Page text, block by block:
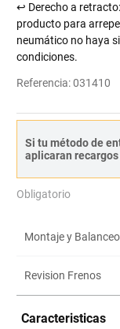
↩ Derecho a
producto para
neumático no haya
condiciones.
Referencia:031410
Si tu método de
aplicaran
Obligatorio
Montaje y Balanceo
Revision Frenos
Caracteristicas